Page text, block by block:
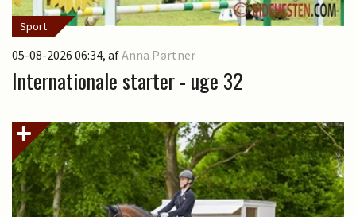
Sport
05-08-2026 06:34, afAnna Pørtner
Internationale starter - uge 32